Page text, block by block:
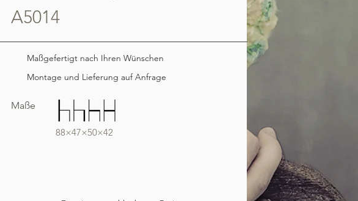
A5014
Maßgefertigt nach Ihren Wünschen
Montage und Lieferung auf Anfrage
Maße
88×47×50×42